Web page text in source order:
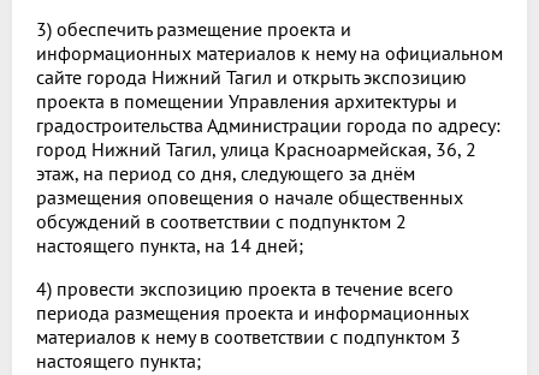
3) обеспечить размещение проекта и
информационных материалов к нему на официальном
сайте города Нижний Тагил и открыть экспозицию
проекта в помещении Управления архитектуры и
градостроительства Администрации города по адресу:
город Нижний Тагил, улица Красноармейская, 36, 2
этаж, на период со дня, следующего за днём
размещения оповещения о начале общественных
обсуждений в соответствии с подпунктом 2
настоящего пункта, на 14 дней;
4) провести экспозицию проекта в течение всего
периода размещения проекта и информационных
материалов к нему в соответствии с подпунктом 3
настоящего пункта;